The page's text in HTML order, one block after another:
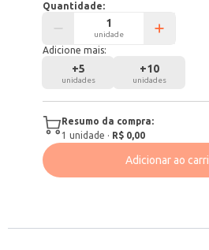
Quantidade:
unidade
Adicione mais:
+5
unidades
+10
unidades
Resumo da compra:
1 unidade · R$ 0,00
Adicionar ao